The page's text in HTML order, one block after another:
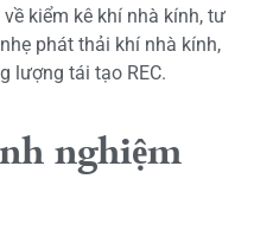
kiểm kê khí nhà kính, tư
phát thải khí nhà kính,
lượng tái tạo REC.
nghiệm